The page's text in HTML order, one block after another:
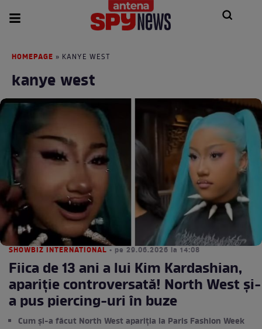
HOMEPAGE » KANYE WEST
kanye west
SHOWBIZ INTERNATIONAL • pe 29.06.2026 la 14:08
Fiica de 13 ani a lui Kim Kardashian,
apariție controversată! North West și-
a pus piercing-uri în buze
Cum și-a făcut North West apariția la Paris Fashion Week